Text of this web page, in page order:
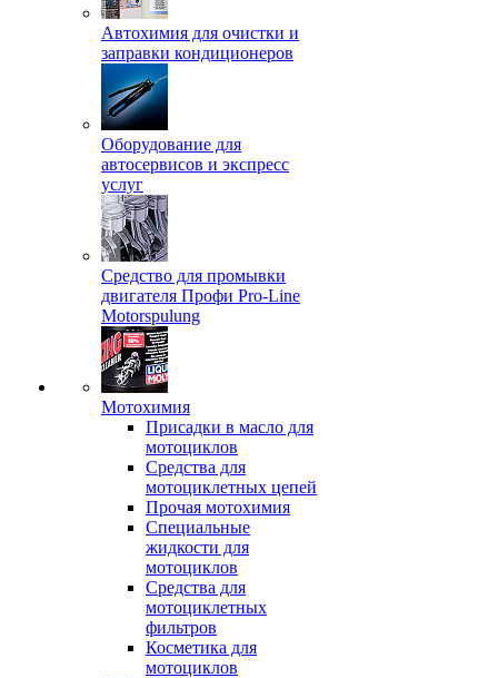
Автохимия для очистки и
заправки кондиционеров
Оборудование для
автосервисов и экспресс
услуг
Средство для промывки
двигателя Профи Pro-Line
Motorspulung
Мотохимия
Присадки в масло для
мотоциклов
Средства для
мотоциклетных цепей
Прочая мотохимия
Специальные
жидкости для
мотоциклов
Средства для
мотоциклетных
фильтров
Косметика для
мотоциклов